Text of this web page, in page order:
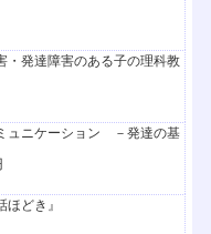
発達障害のある子の理科教
ュニケーション －発達の基
どき』